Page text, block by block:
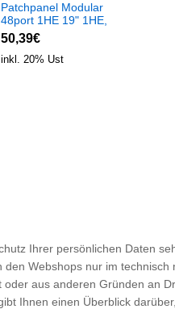
Patchpanel Modular
48port 1HE 19" 1HE,
RAL9005, shielded
50,39€
inkl. 20% Ust
Ihrer persönlichen Daten
Webshops nur im
aus anderen Gründen an
Ihnen einen Überblick